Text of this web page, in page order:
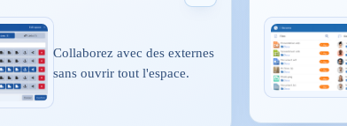
Collaborez avec des externes
sans ouvrir tout l'espace.